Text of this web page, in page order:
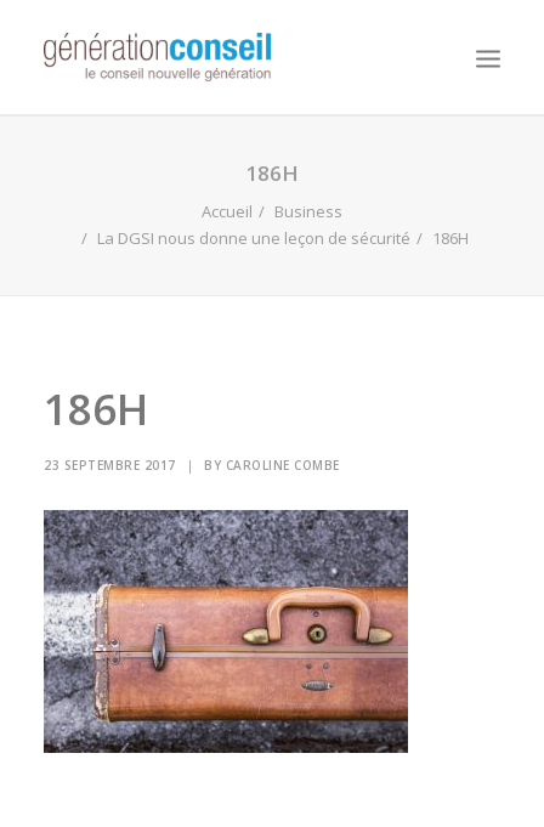
186H
Accueil
Business
La DGSI nous donne une leçon de sécurité
186H
186H
23 SEPTEMBRE 2017 | BY CAROLINE COMBE